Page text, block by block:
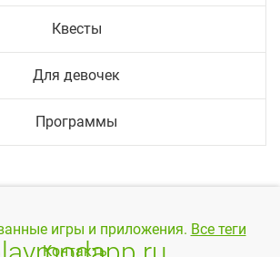
Квесты
Для девочек
Программы
игры и приложения. Все теги
Контакты